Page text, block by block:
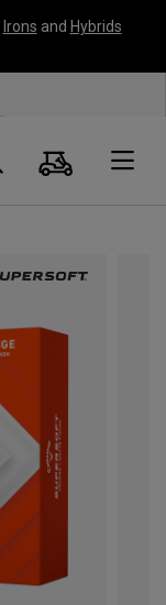
Irons and Hybrids
Suche